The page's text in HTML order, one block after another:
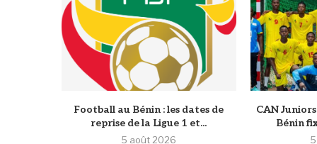
Football au Bénin : les dates de
reprise de la Ligue 1 et...
5 août 2026
CAN
Bénin